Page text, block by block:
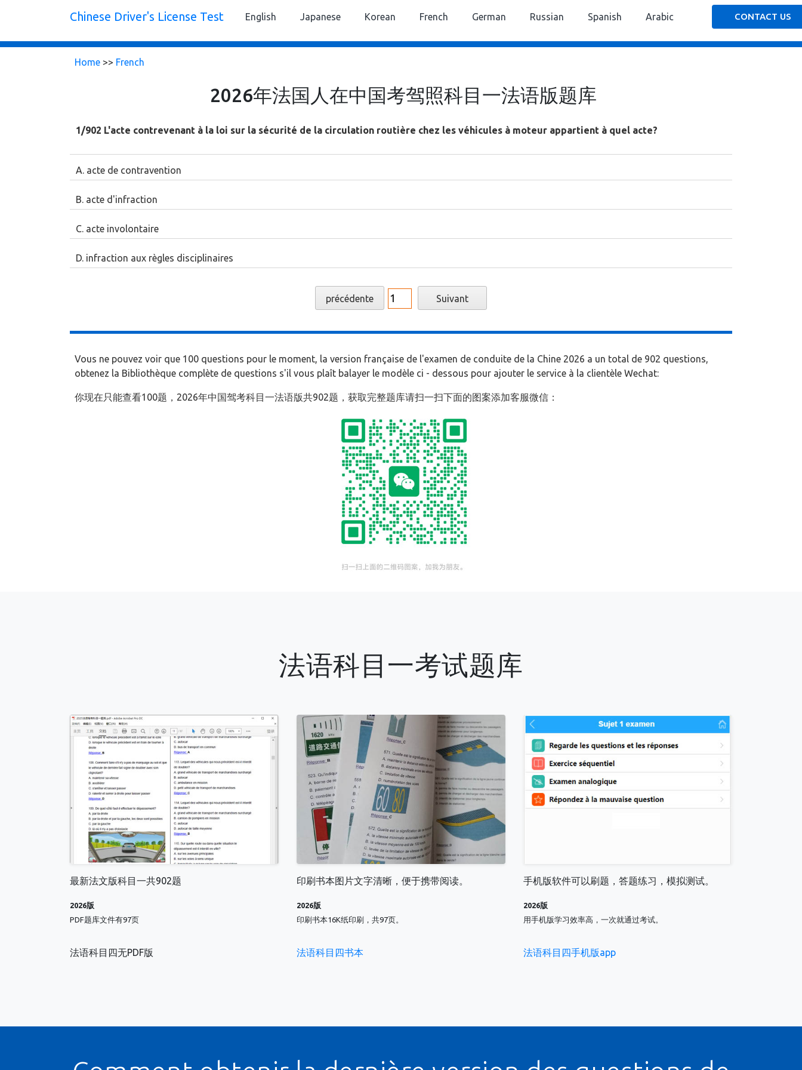
Chinese Driver's License Test English Japanese Korean French German Russian Spanish Arabic CONTACT US
Home >> French
2026年法国人在中国考驾照科目一法语版题库
1/902 L'acte contrevenant à la loi sur la sécurité de la circulation routière chez les véhicules à moteur appartient à quel acte?
A. acte de contravention
B. acte d'infraction
C. acte involontaire
D. infraction aux règles disciplinaires
précédente Suivant
Vous ne pouvez voir que 100 questions pour le moment, la version française de l'examen de conduite de la Chine 2026 a un total de 902 questions,
obtenez la Bibliothèque complète de questions s'il vous plaît balayer le modèle ci - dessous pour ajouter le service à la clientèle Wechat:
你现在只能查看100题，2026年中国驾考科目一法语版共902题，获取完整题库请扫一扫下面的图案添加客服微信：
法语科目一考试题库
最新法文版科目一共902题
2026版
PDF题库文件有97页
法语科目四无PDF版
印刷书本图片文字清晰，便于携带阅读。
2026版
印刷书本16K纸印刷，共97页。
法语科目四书本
手机版软件可以刷题，答题练习，模拟测试。
2026版
用手机版学习效率高，一次就通过考试。
法语科目四手机版app